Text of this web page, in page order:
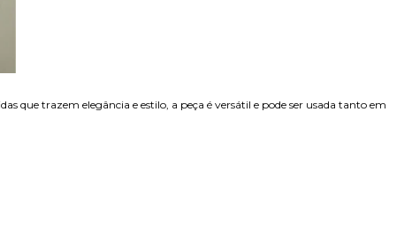
que trazem elegância e estilo, a peça é versátil e pode ser usada tanto em